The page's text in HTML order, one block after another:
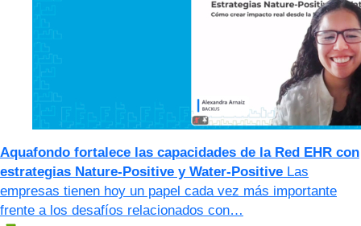
Aquafondo fortalece las capacidades de la Red EHR con
estrategias Nature-Positive y Water-Positive Las
empresas tienen hoy un papel cada vez más importante
frente a los desafíos relacionados con…